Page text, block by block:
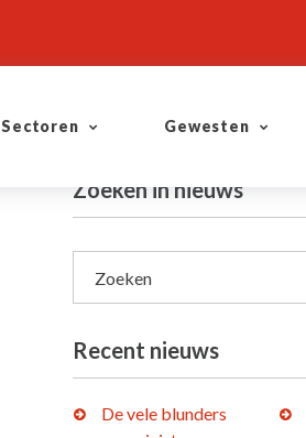
Sectoren Gewesten
Zoeken in nieuws
Zoeken
Recent nieuws
De vele blunders